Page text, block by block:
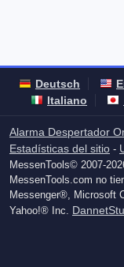
Deutsch
Italiano
Alarma Despertador
Estadísticas del sitio -
MessenTools© 2007-
MessenTools.com no
Messenger®, Microsoft
Yahoo!® Inc.